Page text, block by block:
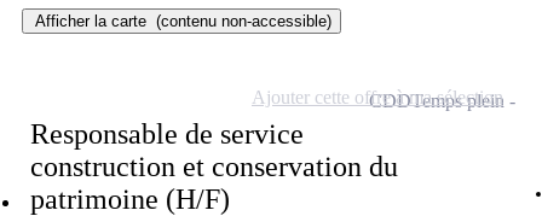
Afficher la carte (contenu non-accessible)
Responsable de service
construction et conservation du
patrimoine (H/F)
CDDTemps plein
Ajouter cette offre à ma sélection